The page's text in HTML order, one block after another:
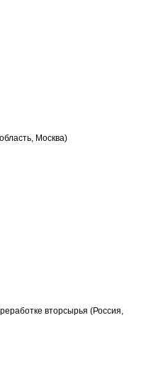
Москва)
вторсырья (Россия,